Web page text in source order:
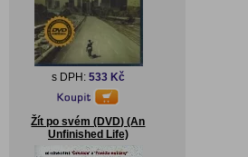
s DPH: 533 Kč
Žít po svém (DVD) (An
Unfinished Life)